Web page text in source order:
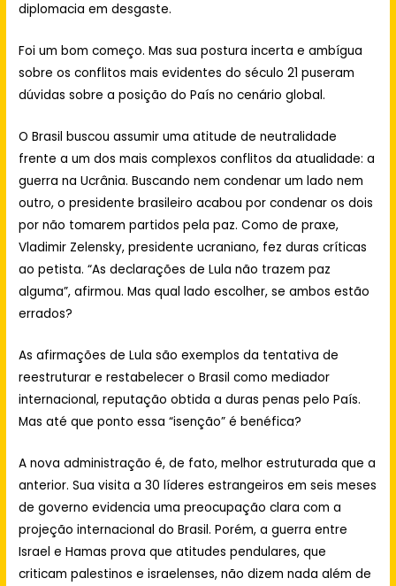
diplomacia em desgaste.
Foi um bom começo. Mas sua postura incerta e ambígua
sobre os conflitos mais evidentes do século 21 puseram
dúvidas sobre a posição do País no cenário global.
O Brasil buscou assumir uma atitude de neutralidade
frente a um dos mais complexos conflitos da atualidade: a
guerra na Ucrânia. Buscando nem condenar um lado nem
outro, o presidente brasileiro acabou por condenar os dois
por não tomarem partidos pela paz. Como de praxe,
Vladimir Zelensky, presidente ucraniano, fez duras críticas
ao petista. “As declarações de Lula não trazem paz
alguma”, afirmou. Mas qual lado escolher, se ambos estão
errados?
As afirmações de Lula são exemplos da tentativa de
reestruturar e restabelecer o Brasil como mediador
internacional, reputação obtida a duras penas pelo País.
Mas até que ponto essa “isenção” é benéfica?
A nova administração é, de fato, melhor estruturada que a
anterior. Sua visita a 30 líderes estrangeiros em seis meses
de governo evidencia uma preocupação clara com a
projeção internacional do Brasil. Porém, a guerra entre
Israel e Hamas prova que atitudes pendulares, que
criticam palestinos e israelenses, não dizem nada além de